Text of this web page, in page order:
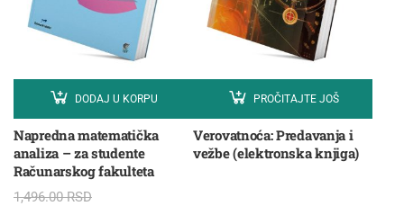
Napredna matematička
analiza – za studente
Računarskog fakulteta
1,496.00RSD
DODAJ U KORPU
Verovatnoća: Predavanja i
vežbe (elektronska knjiga)
PROČITAJTE JOŠ